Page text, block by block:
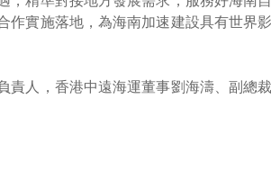
作實施落地，為海南加速建設具有世界
人，香港中遠海運董事劉海濤、副總